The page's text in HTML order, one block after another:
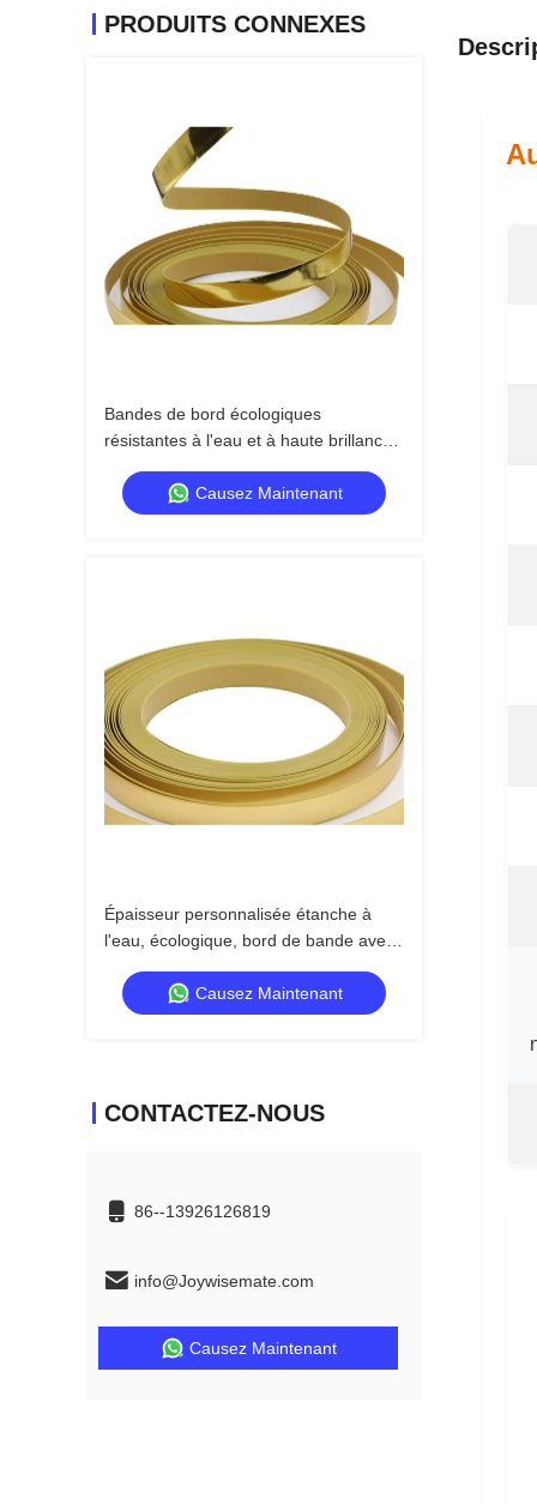
PRODUITS CONNEXES
Bandes de bord écologiques
résistantes à l'eau et à haute brillance
emballages Causez Maintenant
Épaisseur personnalisée étanche à
l'eau, écologique, bord de bande avec
meubles de haute qualité
Causez Maintenant
CONTACTEZ-NOUS
86--13926126819
info@Joywisemate.com
Causez Maintenant